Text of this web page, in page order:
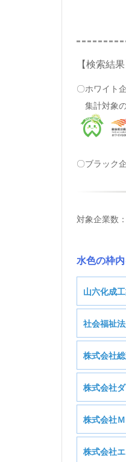
【検索結果
〇ホワイト
集計対象
〇ブラック
対象企業数
水色の枠
山六化成
基本
業
社会福祉
基本
業
株式会社
基本
株式会社
株式会社Ｍ
株式会社